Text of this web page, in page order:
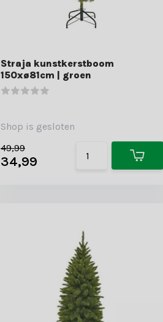
Straja kunstkerstboom
150xø81cm | groen
Shop is gesloten
49,99
34,99